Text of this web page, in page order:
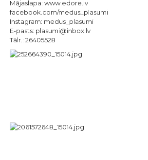
Mājaslapa: www.edore.lv
facebook.com/medus_plasumi
Instagram: medus_plasumi
E-pasts: plasumi@inbox.lv
Tālr.: 26405528